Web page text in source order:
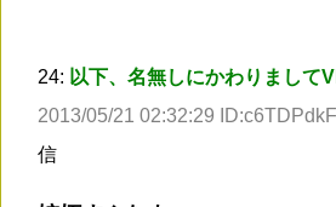
24: 以下、名無しにかわりまして
2013/05/21 02:32:29
信